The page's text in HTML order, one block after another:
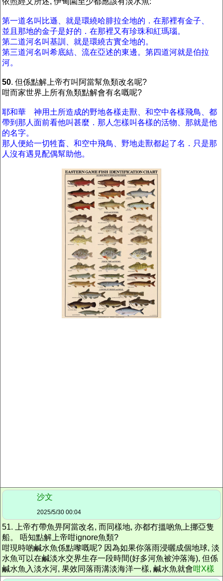
第一道名叫比遜、就是環繞哈腓拉全地的．在那裡有金子、
並且那地的金子是好的．在那裡又有珍珠和紅瑪瑙。
第二道河名叫基訓、就是環繞古實全地的。
第三道河名叫希底結、流在亞述的東邊。第四道河就是伯拉
河。
50. 但係點解上帝冇叫阿當幫魚類改名呢?
咁而家世界上所有魚類點解會有名嘅呢?
耶和華 神用土所造成的野地各樣走獸、和空中各樣飛鳥、都
帶到那人面前看他叫甚麼．那人怎樣叫各樣的活物、那就是他
的名字。
那人便給一切牲畜、和空中飛鳥、野地走獸都起了名．只是那
人沒有遇見配偶幫助他。
沙文
2025/5/30 00:04
51. 上帝冇帶魚畀阿當改名, 而同樣地, 亦都冇搵啲魚上挪亞隻
船。 唔知點解上帝咁ignore魚類?
咁現時啲鹹水魚係點嚟嘅呢? 因為如果你落雨浸曬成個地球, 淡
水魚可以在鹹淡水交界生存一段時間(好多河魚被沖落海), 但係
鹹水魚入淡水河, 果效同落雨溝淡海洋一樣, 鹹水魚就會咁X樣